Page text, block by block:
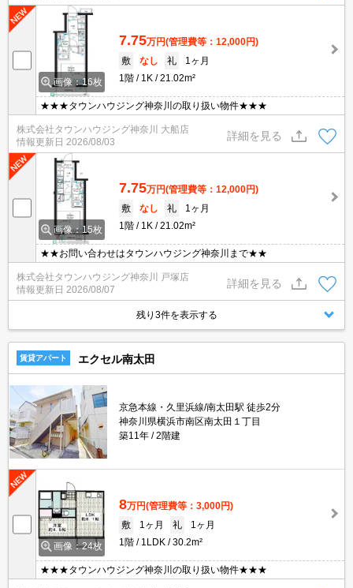
画像：16枚
7.75万円(管理費等：12,000円)
敷
なし 礼
1ヶ月
1階
1K 21.02m²
★★★タウンハウジング神奈川の取り扱い物件★★★
株式会社タウンハウジング神奈川 大船店
情報更新日 2026/08/03
詳細を見る
画像：15枚
7.75万円(管理費等：12,000円)
敷
なし 礼
1ヶ月
1階
1K 21.02m²
★★お問い合わせはタウンハウジング神奈川まで★★
株式会社タウンハウジング神奈川 戸塚店
情報更新日 2026/08/07
詳細を見る
残り3件を表示する
賃貸アパート エクセル南太田
京急本線・久里浜線/南太田駅 徒歩2分
神奈川県横浜市南区南太田１丁目
築11年
2階建
画像：24枚
8万円(管理費等：3,000円)
敷
1ヶ月 礼
1ヶ月
1階
1LDK 30.2m²
★★★タウンハウジング神奈川の取り扱い物件★★★